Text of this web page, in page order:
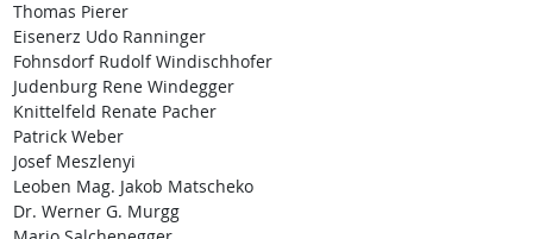
Thomas Pierer
Eisenerz Udo Ranninger
Fohnsdorf Rudolf Windischhofer
Judenburg Rene Windegger
Knittelfeld Renate Pacher
Patrick Weber
Josef Meszlenyi
Leoben Mag. Jakob Matscheko
Dr. Werner G. Murgg